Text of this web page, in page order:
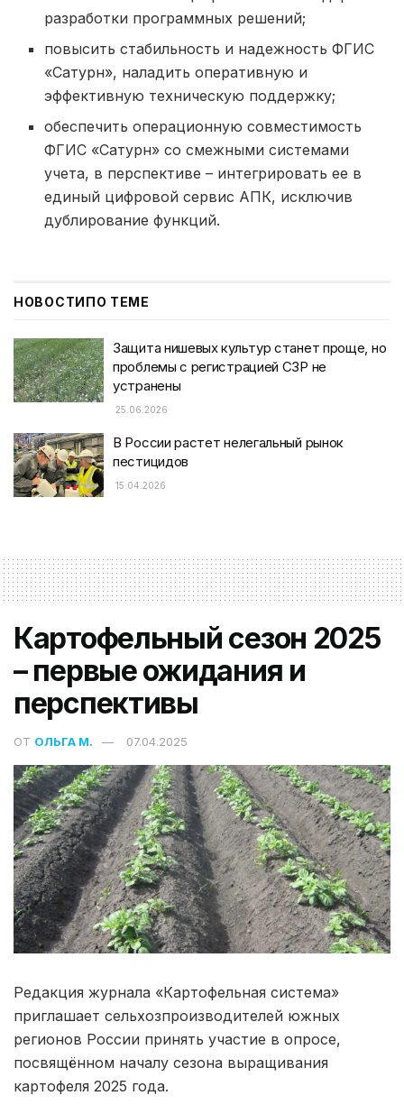
разработки программных решений;
повысить стабильность и надежность ФГИС
«Сатурн», наладить оперативную и
эффективную техническую поддержку;
обеспечить операционную совместимость
ФГИС «Сатурн» со смежными системами
учета, в перспективе – интегрировать ее в
единый цифровой сервис АПК, исключив
дублирование функций.
НОВОСТИПО ТЕМЕ
Защита нишевых культур станет проще, но
проблемы с регистрацией СЗР не
устранены
25.06.2026
В России растет нелегальный рынок
пестицидов
15.04.2026
Картофельный сезон 2025
– первые ожидания и
перспективы
ОТ ОЛЬГА М. 07.04.2025
Редакция журнала «Картофельная система»
приглашает сельхозпроизводителей южных
регионов России принять участие в опросе,
посвящённом началу сезона выращивания
картофеля 2025 года.